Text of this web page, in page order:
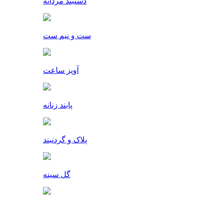
ست و نیم ست
آویز ساعت
پابند زنانه
پلاک و گردنبند
گل سینه